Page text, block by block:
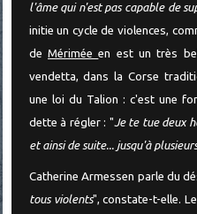
l'âme qui n'est pas capable de
initie un cycle de violences,
deMériméeen est un très
vendetta, dans la Corse
une loi du Talion : c'est une
dette à régler : "Je te tue deux
et ainsi de suite... jusqu'à
Catherine Armessen parle du
tous violents", constate-t-elle.